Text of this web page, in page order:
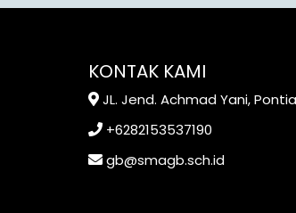
KONTAK KAMI
JL. Jend. Achmad Yani,
+6282153537190
gb@smagb.sch.id